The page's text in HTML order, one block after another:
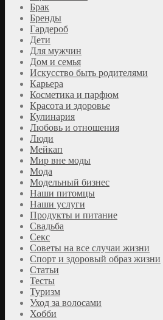
Брак
Бренды
Гардероб
Дети
Для мужчин
Дом и семья
Искусство быть родителями
Карьера
Косметика и парфюм
Красота и здоровье
Кулинария
Любовь и отношения
Люди
Мейкап
Мир вне моды
Мода
Модельный бизнес
Наши питомцы
Наши услуги
Продукты и питание
Свадьба
Секс
Советы на все случаи жизни
Спорт и здоровый образ жизни
Статьи
Тесты
Туризм
Уход за волосами
Хобби